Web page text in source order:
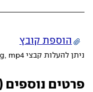
הוספת קובץ
ניתן להעלות קבצי mov, png, jpeg, jpg, mp4 עד 200MB
פרטים נוספים